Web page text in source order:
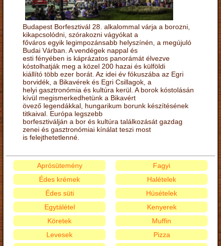
Budapest Borfesztivál 28. alkalommal várja a borozni,
kikapcsolódni, szórakozni vágyókat a
főváros egyik legimpozánsabb helyszínén, a megújuló
Budai Várban. A vendégek nappal és
esti fényében is káprázatos panorámát élvezve
kóstolhatják meg a közel 200 hazai és külföldi
kiállító több ezer borát. Az idei év fókuszába az Egri
borvidék, a Bikavérek és Egri Csillagok, a
helyi gasztronómia és kultúra kerül. A borok kóstolásán
kívül megismerkedhetünk a Bikavért
övező legendákkal, hungarikum borunk készítésének
titkaival. Európa legszebb
borfesztiválján a bor és kultúra találkozását gazdag
zenei és gasztronómiai kínálat teszi most
is felejthetetlenné.
Aprósütemény
Édes krémek
Édes süti
Egytálétel
Fagyi
Halételek
Húsételek
Kenyerek
Köretek
Levesek
Muffin
Pizza